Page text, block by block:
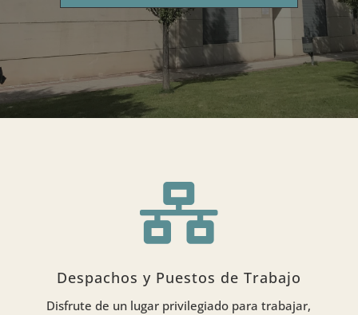

Despachos y Puestos de Trabajo
Disfrute de un lugar privilegiado para trabajar,